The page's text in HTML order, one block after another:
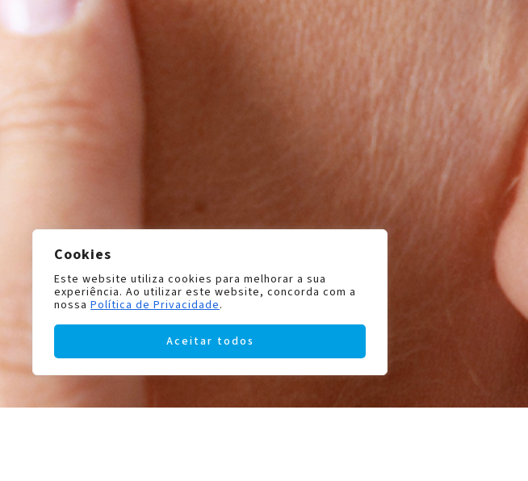
Cookies
Este website utiliza cookies para melhorar a sua
experiência. Ao utilizar este website, concorda com a
nossa Política de Privacidade.
Aceitar todos